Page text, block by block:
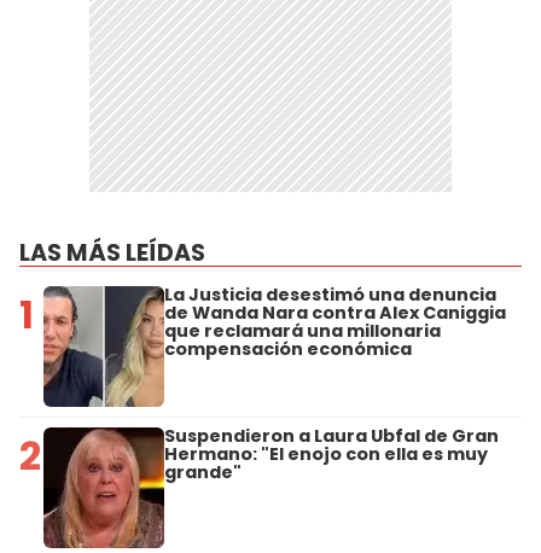
LAS MÁS LEÍDAS
1 La Justicia desestimó una denuncia
de Wanda Nara contra Alex Caniggia
que reclamará una millonaria
compensación económica
2 Suspendieron a Laura Ubfal de Gran
Hermano: "El enojo con ella es muy
grande"